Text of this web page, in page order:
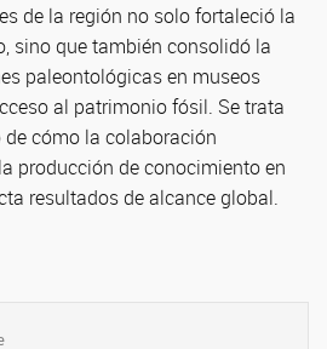
de la región no solo fortaleció la
sino que también consolidó la
paleontológicas en museos
al patrimonio fósil. Se trata
cómo la colaboración
producción de conocimiento en
resultados de alcance global.